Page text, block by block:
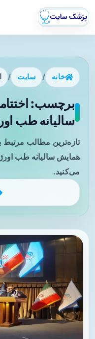
خانه / سایت /
برچسب:
سالیانه طب
تازه‌ترین مطالب مرتبط
همایش سالیانه طب
می‌کنید.